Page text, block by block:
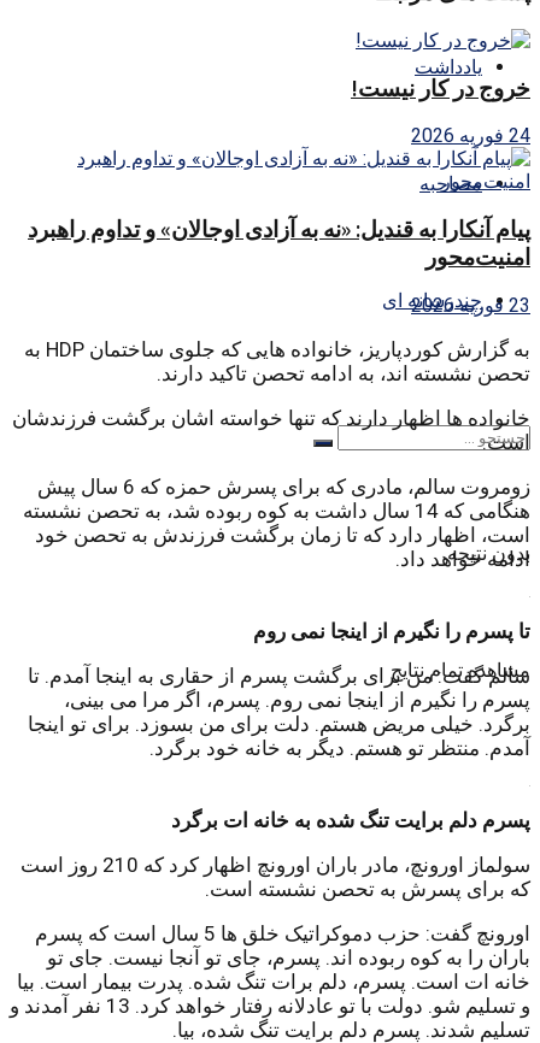
یادداشت
مصاحبه
چندرسانه ای
بدون نتیجه
مشاهده تمام نتایج
خروج در کار نیست!
24 فوریه 2026
پیام آنکارا به قندیل: «نه به آزادی اوجالان» و تداوم راهبرد
امنیت‌محور
23 فوریه 2026
به گزارش کوردپاریز، خانواده هایی که جلوی ساختمان HDP به
تحصن نشسته اند، به ادامه تحصن تاکید دارند.
خانواده ها اظهار دارند که تنها خواسته اشان برگشت فرزندشان
است.
زومروت سالم، مادری که برای پسرش حمزه که 6 سال پیش
هنگامی که 14 سال داشت به کوه ربوده شد، به تحصن نشسته
است، اظهار دارد که تا زمان برگشت فرزندش به تحصن خود
ادامه خواهد داد.
تا پسرم را نگیرم از اینجا نمی روم
سالم گفت: من برای برگشت پسرم از حقاری به اینجا آمدم. تا
پسرم را نگیرم از اینجا نمی روم. پسرم، اگر مرا می بینی،
برگرد. خیلی مریض هستم. دلت برای من بسوزد. برای تو اینجا
آمدم. منتظر تو هستم. دیگر به خانه خود برگرد.
پسرم دلم برایت تنگ شده به خانه ات برگرد
سولماز اورونچ، مادر باران اورونچ اظهار کرد که 210 روز است
که برای پسرش به تحصن نشسته است.
اورونچ گفت: حزب دموکراتیک خلق ها 5 سال است که پسرم
باران را به کوه ربوده اند. پسرم، جای تو آنجا نیست. جای تو
خانه ات است. پسرم، دلم برات تنگ شده. پدرت بیمار است. بیا
و تسلیم شو. دولت با تو عادلانه رفتار خواهد کرد. 13 نفر آمدند و
تسلیم شدند. پسرم دلم برایت تنگ شده، بیا.